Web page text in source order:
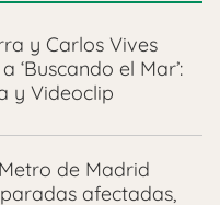
y Carlos Vives
‘Buscando el Mar’:
y Videoclip
de Madrid
afectadas,